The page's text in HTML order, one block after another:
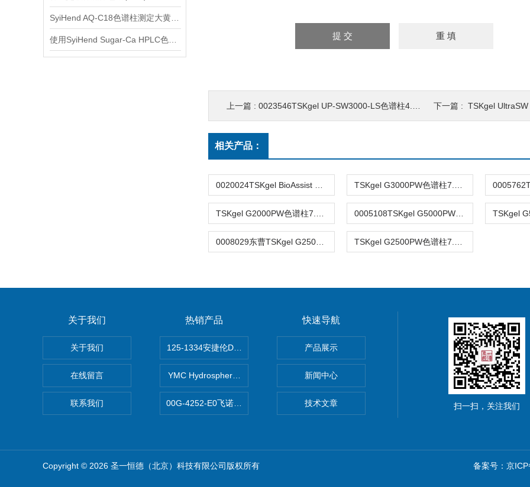
上一篇 : 0023546TSKgel UP-SW3000-LS色谱柱4.6mm×30cm 2µm 下一篇 : TSKgel
相关产品：
关于我们
关于我们
在线留言
联系我们
热销产品
125-1334安捷伦DB-624色谱柱30m*0.53mm*3µm
YMC Hydrosphere C18亲水化合物分离色谱柱
00G-4252-E0飞诺美Luna C18液相色谱柱5µm 4.6*250mm
快速导航
产品展示
新闻中心
技术文章 扫一扫，关注我们
Copyright © 2026 圣一恒德（北京）科技有限公司版权所有 备案号：京